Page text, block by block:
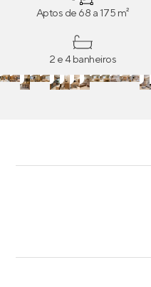
Aptos de 68 a 175 m²
2 e 4 banheiros